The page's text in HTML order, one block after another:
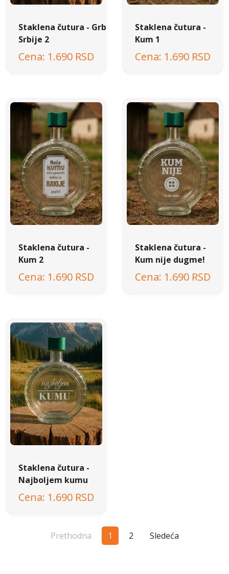
Staklena čutura - Grb
Srbije 2
1.690 RSD
Staklena čutura -
Kum 1
1.690 RSD
Staklena čutura -
Kum 2
1.690 RSD
Staklena čutura -
Kum nije dugme!
1.690 RSD
Staklena čutura -
Najboljem kumu
1.690 RSD
Prethodna 1 2 Sledeća